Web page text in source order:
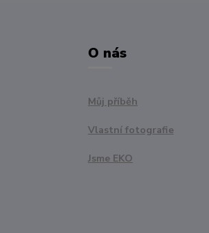
O nás
Můj příběh
Vlastní fotografie
Jsme EKO